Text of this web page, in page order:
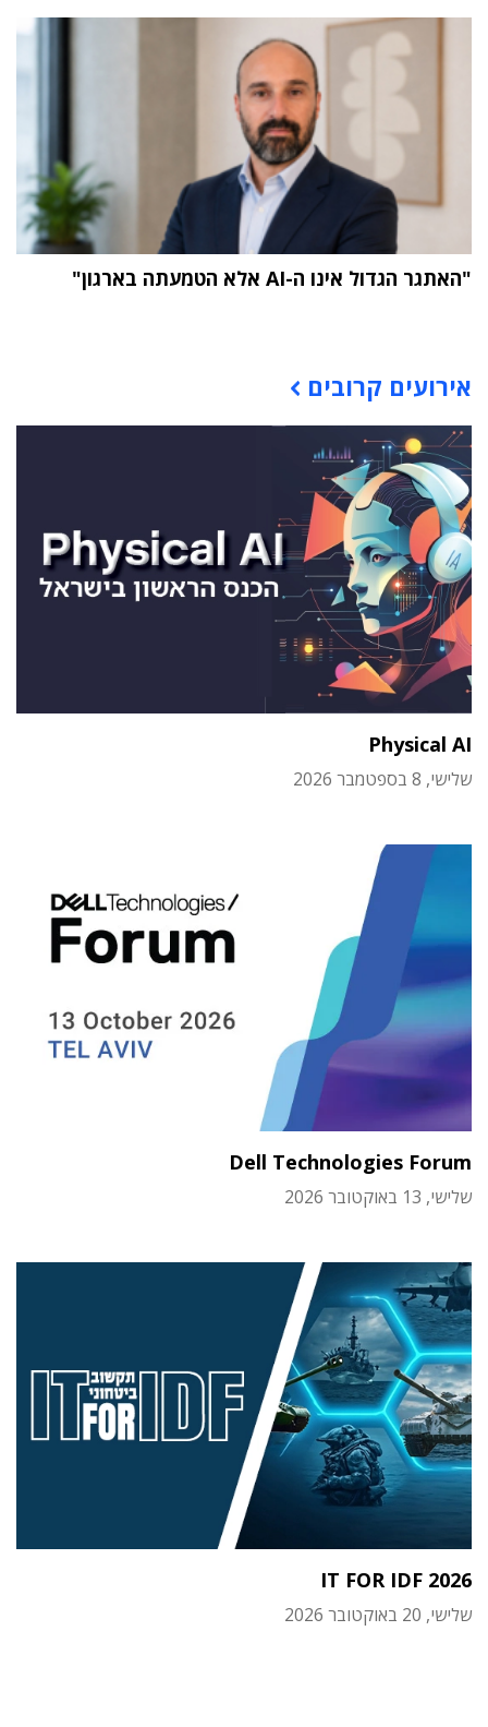
"האתגר הגדול אינו ה-AI אלא הטמעתה בארגון"
אירועים קרובים
Physical AI
שלישי, 8 בספטמבר 2026
Dell Technologies Forum
שלישי, 13 באוקטובר 2026
IT FOR IDF 2026
שלישי, 20 באוקטובר 2026